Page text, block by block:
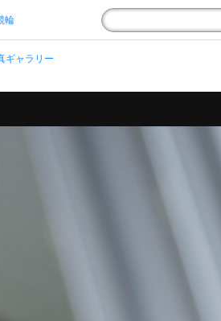
輪
ギャラリー